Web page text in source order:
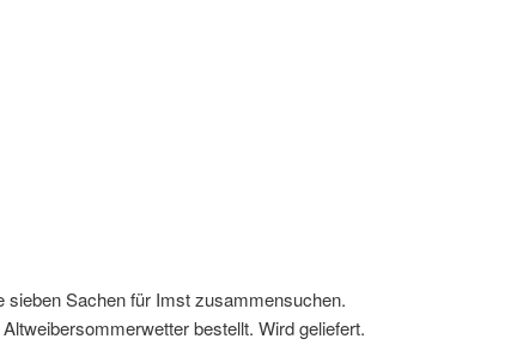
sieben Sachen für Imst zusammensuchen.
bestellt. Wird geliefert.